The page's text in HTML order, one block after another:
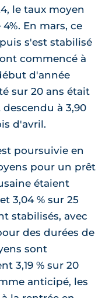
le taux moyen
En mars, ce
s'est stabilisé
commencé à
d'année
sur 20 ans était
descendu à 3,90
d'avril.
poursuivie en
pour un prêt
étaient
3,04 % sur 25
stabilisés, avec
des durées de
sont
3,19 % sur 20
anticipé, les